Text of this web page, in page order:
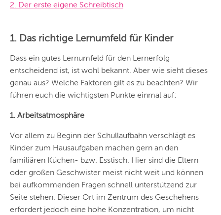
2. Der erste eigene Schreibtisch
1. Das richtige Lernumfeld für Kinder
Dass ein gutes Lernumfeld für den Lernerfolg
entscheidend ist, ist wohl bekannt. Aber wie sieht dieses
genau aus? Welche Faktoren gilt es zu beachten? Wir
führen euch die wichtigsten Punkte einmal auf:
1. Arbeitsatmosphäre
Vor allem zu Beginn der Schullaufbahn verschlägt es
Kinder zum Hausaufgaben machen gern an den
familiären Küchen- bzw. Esstisch. Hier sind die Eltern
oder großen Geschwister meist nicht weit und können
bei aufkommenden Fragen schnell unterstützend zur
Seite stehen. Dieser Ort im Zentrum des Geschehens
erfordert jedoch eine hohe Konzentration, um nicht